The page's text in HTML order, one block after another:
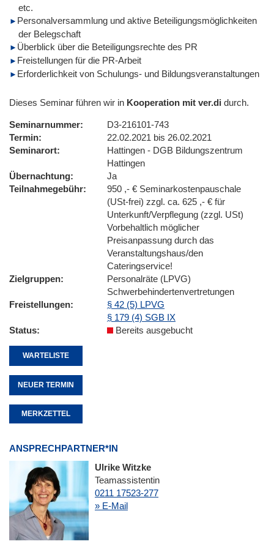
etc.
Personalversammlung und aktive Beteiligungsmöglichkeiten
der Belegschaft
Überblick über die Beteiligungsrechte des PR
Freistellungen für die PR-Arbeit
Erforderlichkeit von Schulungs- und Bildungsveranstaltungen
Dieses Seminar führen wir in Kooperation mit ver.di durch.
Seminarnummer
D3-216101-743
Termin
22.02.2021 bis 26.02.2021
Seminarort
Hattingen - DGB Bildungszentrum
Hattingen
Übernachtung
Ja
Teilnahmegebühr
950 ,- € Seminarkostenpauschale
(USt-frei) zzgl. ca. 625 ,- € für
Unterkunft/Verpflegung (zzgl. USt)
Vorbehaltlich möglicher
Preisanpassung durch das
Veranstaltungshaus/den
Cateringservice!
Zielgruppen
Personalräte (LPVG)
Schwerbehindertenvertretungen
Freistellungen
§ 42 (5) LPVG
§ 179 (4) SGB IX
Status
Bereits ausgebucht
WARTELISTE
NEUER TERMIN
MERKZETTEL
ANSPRECHPARTNER*IN
Ulrike Witzke
Teamassistentin
0211 17523-277
» E-Mail